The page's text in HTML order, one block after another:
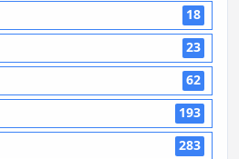
18
23
62
193
283